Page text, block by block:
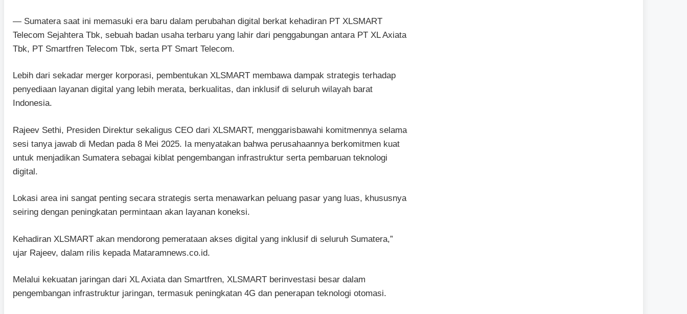
— Sumatera saat ini memasuki era baru dalam perubahan digital berkat kehadiran PT XLSMART
Telecom Sejahtera Tbk, sebuah badan usaha terbaru yang lahir dari penggabungan antara PT XL Axiata
Tbk, PT Smartfren Telecom Tbk, serta PT Smart Telecom.
Lebih dari sekadar merger korporasi, pembentukan XLSMART membawa dampak strategis terhadap
penyediaan layanan digital yang lebih merata, berkualitas, dan inklusif di seluruh wilayah barat
Indonesia.
Rajeev Sethi, Presiden Direktur sekaligus CEO dari XLSMART, menggarisbawahi komitmennya selama
sesi tanya jawab di Medan pada 8 Mei 2025. Ia menyatakan bahwa perusahaannya berkomitmen kuat
untuk menjadikan Sumatera sebagai kiblat pengembangan infrastruktur serta pembaruan teknologi
digital.
Lokasi area ini sangat penting secara strategis serta menawarkan peluang pasar yang luas, khususnya
seiring dengan peningkatan permintaan akan layanan koneksi.
Kehadiran XLSMART akan mendorong pemerataan akses digital yang inklusif di seluruh Sumatera,”
ujar Rajeev, dalam rilis kepada Mataramnews.co.id.
Melalui kekuatan jaringan dari XL Axiata dan Smartfren, XLSMART berinvestasi besar dalam
pengembangan infrastruktur jaringan, termasuk peningkatan 4G dan penerapan teknologi otomasi.